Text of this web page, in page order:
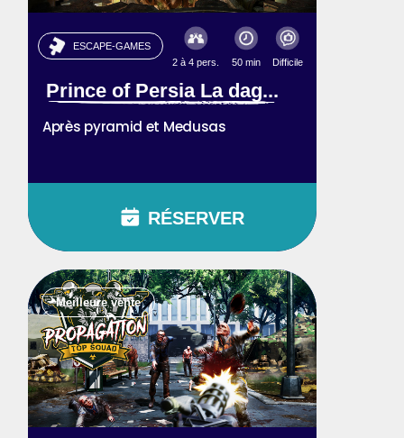
ESCAPE-GAMES
2 à 4 pers.
50 min Difficile
Prince of Persia La dag...
Après pyramid et Medusas
RÉSERVER
Meilleure vente